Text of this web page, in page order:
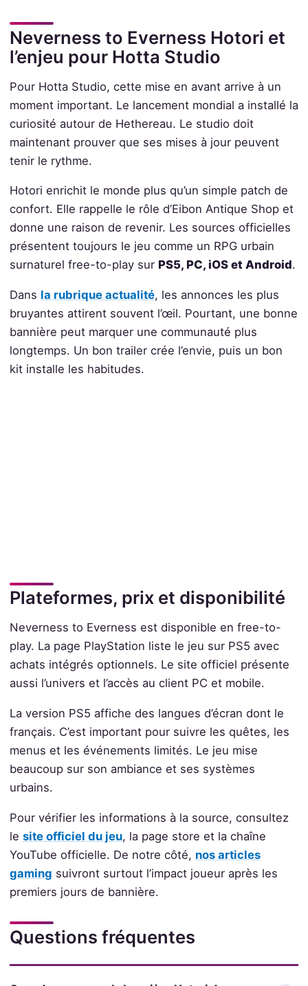
Neverness to Everness Hotori et
l’enjeu pour Hotta Studio
Pour Hotta Studio, cette mise en avant arrive à un
moment important. Le lancement mondial a installé la
curiosité autour de Hethereau. Le studio doit
maintenant prouver que ses mises à jour peuvent
tenir le rythme.
Hotori enrichit le monde plus qu’un simple patch de
confort. Elle rappelle le rôle d’Eibon Antique Shop et
donne une raison de revenir. Les sources officielles
présentent toujours le jeu comme un RPG urbain
surnaturel free-to-play sur PS5, PC, iOS et Android.
Dans la rubrique actualité, les annonces les plus
bruyantes attirent souvent l’œil. Pourtant, une bonne
bannière peut marquer une communauté plus
longtemps. Un bon trailer crée l’envie, puis un bon
kit installe les habitudes.
Plateformes, prix et disponibilité
Neverness to Everness est disponible en free-to-
play. La page PlayStation liste le jeu sur PS5 avec
achats intégrés optionnels. Le site officiel présente
aussi l’univers et l’accès au client PC et mobile.
La version PS5 affiche des langues d’écran dont le
français. C’est important pour suivre les quêtes, les
menus et les événements limités. Le jeu mise
beaucoup sur son ambiance et ses systèmes
urbains.
Pour vérifier les informations à la source, consultez
le site officiel du jeu, la page store et la chaîne
YouTube officielle. De notre côté, nos articles
gaming suivront surtout l’impact joueur après les
premiers jours de bannière.
Questions fréquentes